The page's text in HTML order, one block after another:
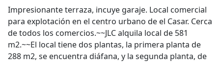
Impresionante terraza, incuye garaje. Local comercial
para explotación en el centro urbano de el Casar. Cerca
de todos los comercios.~~JLC alquila local de 581
m2.~~El local tiene dos plantas, la primera planta de
288 m2, se encuentra diáfana, y la segunda planta, de